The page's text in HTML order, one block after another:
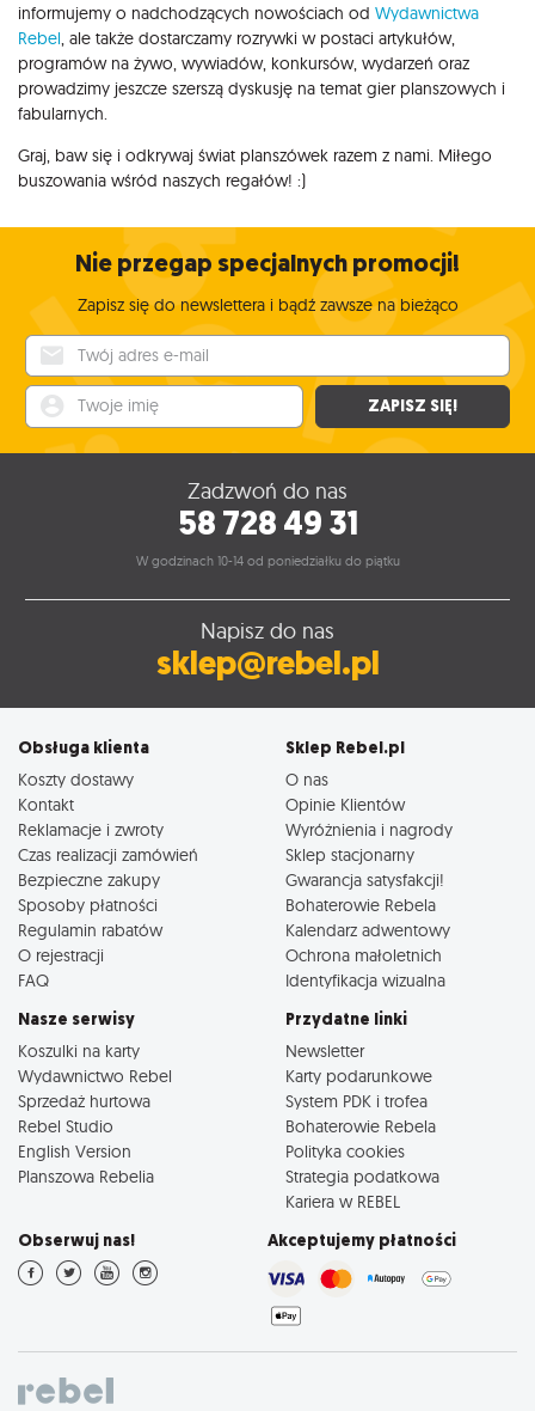
informujemy o nadchodzących nowościach od Wydawnictwa
Rebel, ale także dostarczamy rozrywki w postaci artykułów,
programów na żywo, wywiadów, konkursów, wydarzeń oraz
prowadzimy jeszcze szerszą dyskusję na temat gier planszowych i
fabularnych.
Graj, baw się i odkrywaj świat planszówek razem z nami. Miłego
buszowania wśród naszych regałów! :)
Nie przegap specjalnych promocji!
Zapisz się do newslettera i bądź zawsze na bieżąco
ZAPISZ SIĘ!
Zadzwoń do nas
58 728 49 31
W godzinach 10-14 od poniedziałku do piątku
Napisz do nas
sklep@rebel.pl
Obsługa klienta
Koszty dostawy
Kontakt
Reklamacje i zwroty
Czas realizacji zamówień
Bezpieczne zakupy
Sposoby płatności
Regulamin rabatów
O rejestracji
FAQ
Sklep Rebel.pl
O nas
Opinie Klientów
Wyróżnienia i nagrody
Sklep stacjonarny
Gwarancja satysfakcji!
Bohaterowie Rebela
Kalendarz adwentowy
Ochrona małoletnich
Identyfikacja wizualna
Nasze serwisy
Koszulki na karty
Wydawnictwo Rebel
Sprzedaż hurtowa
Rebel Studio
English Version
Planszowa Rebelia
Przydatne linki
Newsletter
Karty podarunkowe
System PDK i trofea
Bohaterowie Rebela
Polityka cookies
Strategia podatkowa
Kariera w REBEL
Obserwuj nas! Akceptujemy płatności